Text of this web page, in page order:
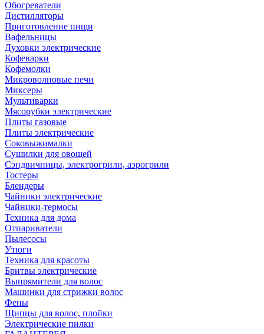
Обогреватели
Дистилляторы
Приготовление пищи
Вафельницы
Духовки электрические
Кофеварки
Кофемолки
Микроволновые печи
Миксеры
Мультиварки
Мясорубки электрические
Плиты газовые
Плиты электрические
Соковыжималки
Сушилки для овощей
Сэндвичницы, электрогрили, аэрогрили
Тостеры
Блендеры
Чайники электрические
Чайники-термосы
Техника для дома
Отпариватели
Пылесосы
Утюги
Техника для красоты
Бритвы электрические
Выпрямители для волос
Машинки для стрижки волос
Фены
Щипцы для волос, плойки
Электрические пилки